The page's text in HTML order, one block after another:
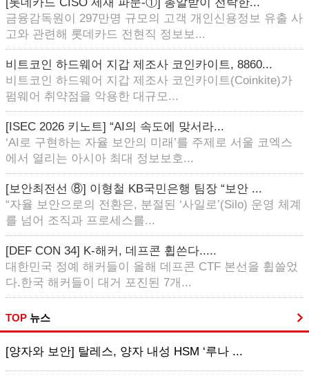
금융감독원이 297만명 규모의 고객 개인신용정보 유출 사
고와 관련해 롯데카드 전현직 정보보...
비트코인 하드웨어 지갑 제조사 코인카이트, 8860...
비트코인 하드웨어 지갑 제조사 코인카이트(Coinkite)가
펌웨어 취약점을 악용한 대규모...
[ISEC 2026 키노트] “AI의 속도에 맞서라...
‘AI로 구현하는 자율 보안의 미래’를 주제로 서울 코엑스
에서 열리는 아시아 최대 정보보호...
[보안최전선 ⑧] 이형철 KB국민은행 팀장 “보안 ...
“자율 보안으로의 전환은, 분절된 ‘사일로’(Silo) 운영 체계
를 넘어 조직과 프로세스를...
[DEF CON 34] K-해커, 데프콘 휩쓴다.....
대한민국 정예 해커들이 올해 데프콘 CTF 본선을 휩쓸었
다.한국 해커들이 대거 포진된 7개...
TOP 뉴스
[양자와 보안] 탈레스, 양자 내성 HSM ‘루나 ...